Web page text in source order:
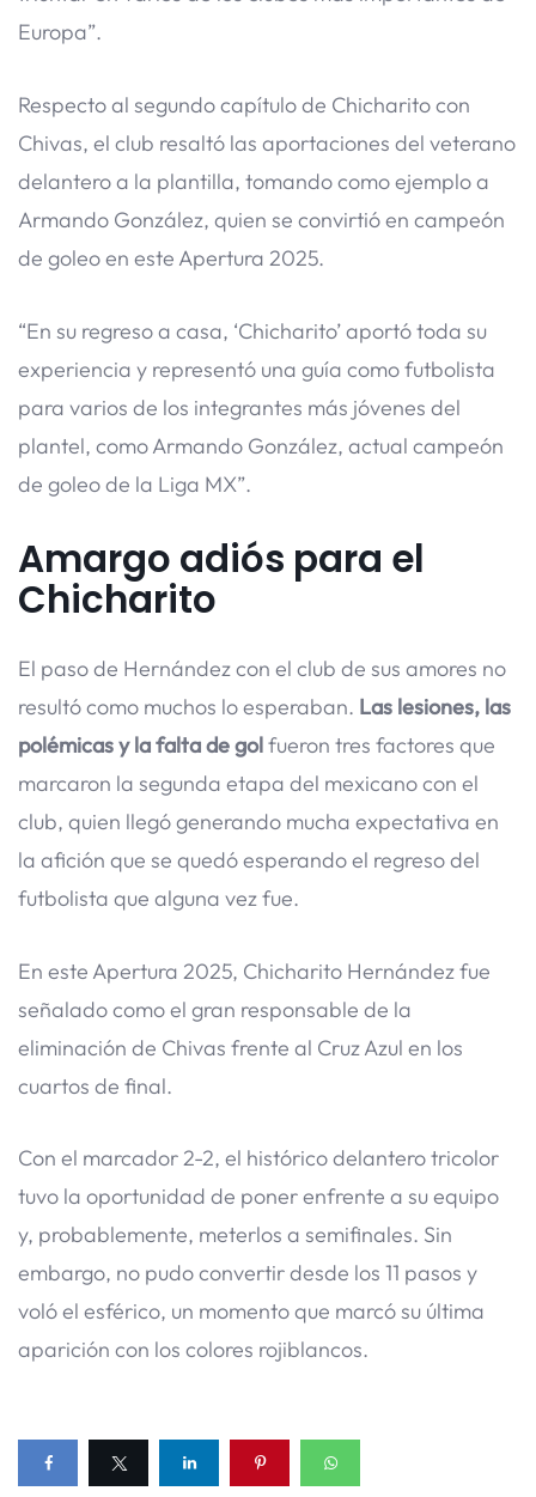
Europa”.
Respecto al segundo capítulo de Chicharito con
Chivas, el club resaltó las aportaciones del veterano
delantero a la plantilla, tomando como ejemplo a
Armando González, quien se convirtió en campeón
de goleo en este Apertura 2025.
“En su regreso a casa, ‘Chicharito’ aportó toda su
experiencia y representó una guía como futbolista
para varios de los integrantes más jóvenes del
plantel, como Armando González, actual campeón
de goleo de la Liga MX”.
Amargo adiós para el
Chicharito
El paso de Hernández con el club de sus amores no
resultó como muchos lo esperaban. Las lesiones, las
polémicas y la falta de golfueron tres factores que
marcaron la segunda etapa del mexicano con el
club, quien llegó generando mucha expectativa en
la afición que se quedó esperando el regreso del
futbolista que alguna vez fue.
En este Apertura 2025, Chicharito Hernández fue
señalado como el gran responsable de la
eliminación de Chivas frente al Cruz Azul en los
cuartos de final.
Con el marcador 2-2, el histórico delantero tricolor
tuvo la oportunidad de poner enfrente a su equipo
y, probablemente, meterlos a semifinales. Sin
embargo, no pudo convertir desde los 11 pasos y
voló el esférico, un momento que marcó su última
aparición con los colores rojiblancos.